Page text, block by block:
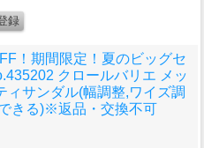
！期間限定！夏のビッグセ
クロールバリエ メッ
ィサンダル(幅調整,ワイズ調
きる)※返品・交換不可